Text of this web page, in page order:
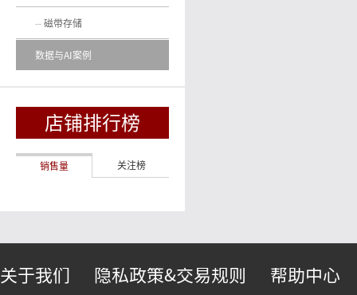
磁带存储
数据与AI案例
店铺排行榜
销售量 关注榜
关于我们 隐私政策&交易规则 帮助中心